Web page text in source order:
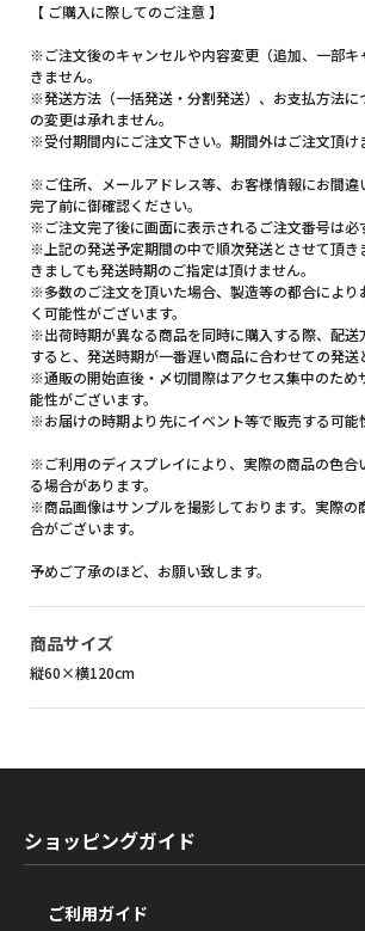
【 ご購入に際してのご注意 】
※ご注文後のキャンセルや内容変更（追加、一部キ
きません。
※発送方法（一括発送・分割発送）、お支払方法に
の変更は承れません。
※受付期間内にご注文下さい。期間外はご注文頂け
※ご住所、メールアドレス等、お客様情報にお間違
完了前に御確認ください。
※ご注文完了後に画面に表示されるご注文番号は必
※上記の発送予定期間の中で順次発送とさせて頂き
きましても発送時期のご指定は頂けません。
※多数のご注文を頂いた場合、製造等の都合により
く可能性がございます。
※出荷時期が異なる商品を同時に購入する際、配送
すると、発送時期が一番遅い商品に合わせての発送
※通販の開始直後・〆切間際はアクセス集中のため
能性がございます。
※お届けの時期より先にイベント等で販売する可能
※ご利用のディスプレイにより、実際の商品の色合
る場合があります。
※商品画像はサンプルを撮影しております。実際の
合がございます。
予めご了承のほど、お願い致します。
商品サイズ
縦60×横120cm
ショッピングガイド
ご利用ガイド